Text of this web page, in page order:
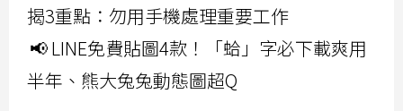
揭3重點：勿用手機處理重要工作
📢 LINE免費貼圖4款！「蛤」字必下載爽用
半年、熊大兔兔動態圖超Q